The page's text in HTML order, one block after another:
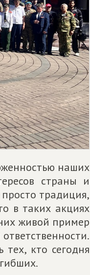
наших
страны и
традиция,
в таких акциях
живой пример
кто сегодня